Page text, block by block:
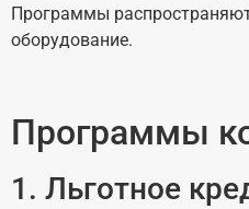
Программы
оборудование.
Программы
1. Льготное